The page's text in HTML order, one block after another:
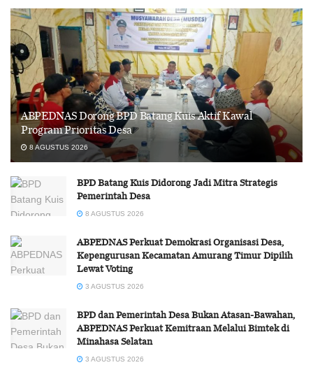
ABPEDNAS Dorong BPD Batang Kuis Aktif Kawal
Program Prioritas Desa
8 AGUSTUS 2026
BPD Batang Kuis Didorong Jadi Mitra Strategis
Pemerintah Desa
8 AGUSTUS 2026
ABPEDNAS Perkuat Demokrasi Organisasi Desa,
Kepengurusan Kecamatan Amurang Timur Dipilih
Lewat Voting
3 AGUSTUS 2026
BPD dan Pemerintah Desa Bukan Atasan-Bawahan,
ABPEDNAS Perkuat Kemitraan Melalui Bimtek di
Minahasa Selatan
3 AGUSTUS 2026